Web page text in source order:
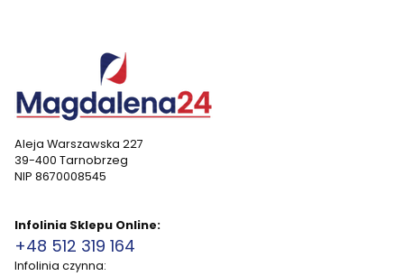
Aleja Warszawska 227
39-400 Tarnobrzeg
NIP 8670008545
Infolinia Sklepu Online:
+48 512 319 164
Infolinia czynna: